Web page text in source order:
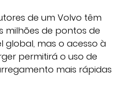
de um Volvo têm
milhões de pontos de
mas o acesso à
permitirá o uso de
mais rápidas